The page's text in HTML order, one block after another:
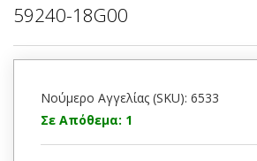
59240-18G00
Νούμερο Αγγελίας (SKU): 6533
Σε Απόθεμα: 1